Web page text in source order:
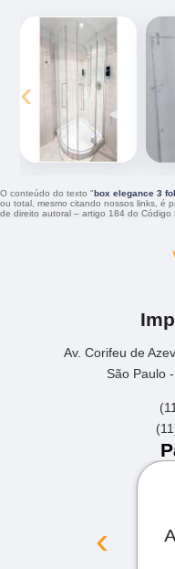
‹
O conteúdo do texto " box elegance 3
ou total, mesmo citando nossos links, é
de direito autoral – artigo 184 do Código
Av. Corifeu de
São Paulo
‹